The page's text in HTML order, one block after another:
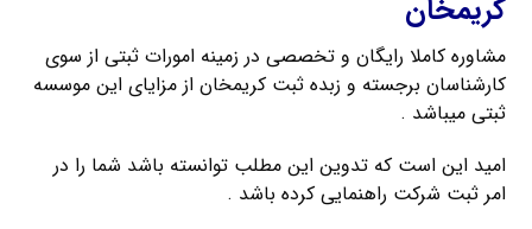
کریمخان
مشاوره کاملا رایگان و تخصصی در زمینه امورات ثبتی از سوی
کارشناسان برجسته و زبده ثبت کریمخان از مزایای این موسسه
ثبتی میباشد .
امید این است که تدوین این مطلب توانسته باشد شما را در
امر ثبت شرکت راهنمایی کرده باشد .